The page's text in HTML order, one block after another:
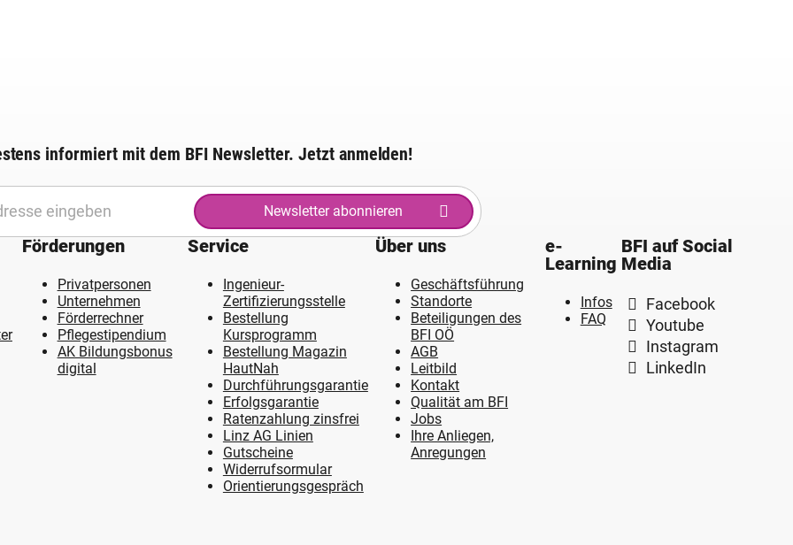
informiert mit dem BFI Newsletter. Jetzt anmelden!
Newsletter abonnieren
Förderungen
Privatpersonen
Unternehmen
Förderrechner
Pflegestipendium
AK Bildungsbonus
digital
Service
Ingenieur-
Zertifizierungsstelle
Bestellung
Kursprogramm
Bestellung Magazin
HautNah
Durchführungsgarantie
Erfolgsgarantie
Ratenzahlung zinsfrei
Linz AG Linien
Gutscheine
Widerrufsormular
Orientierungsgespräch
Über uns
Geschäftsführung
Standorte
Beteiligungen des
BFI OÖ
AGB
Leitbild
Kontakt
Qualität am BFI
Jobs
Ihre Anliegen,
Anregungen
e-
Learning
Infos
FAQ
BFI auf Social
Media
Facebook
Youtube
Instagram
LinkedIn